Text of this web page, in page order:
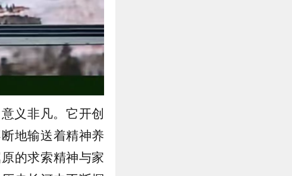
义非凡。它开创
地输送着精神养
的求索精神与家